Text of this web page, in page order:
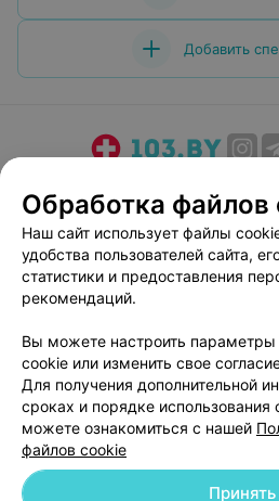
Добавить
Медицинский маркетинг
Пользовательское
Вакансии
Написать
Персональные
Обработка
Обработка файлов
Наш сайт использует файлы
удобства пользователей сайта,
статистики и предоставления
рекомендаций.
Вы можете настроить параметры
cookie или изменить свое
Для получения дополнительной
сроках и порядке
можете ознакомиться с нашей
файлов cookie
Принять